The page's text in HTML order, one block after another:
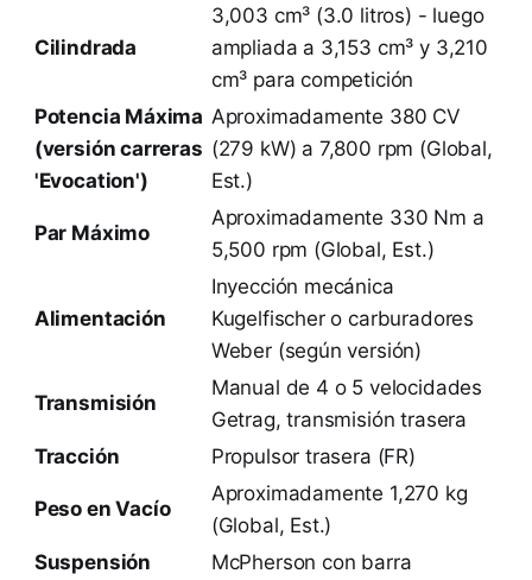
Cilindrada
3,003 cm³ (3.0 litros) - luego
ampliada a 3,153 cm³ y 3,210
cm³ para competición
Potencia Máxima
(versión carreras
'Evocation')
Aproximadamente 380 CV
(279 kW) a 7,800 rpm (Global,
Est.)
Par Máximo
Aproximadamente 330 Nm a
5,500 rpm (Global, Est.)
Alimentación
Inyección mecánica
Kugelfischer o carburadores
Weber (según versión)
Transmisión
Manual de 4 o 5 velocidades
Getrag, transmisión trasera
Tracción
Propulsor trasera (FR)
Peso en Vacío
Aproximadamente 1,270 kg
(Global, Est.)
Suspensión
McPherson con barra